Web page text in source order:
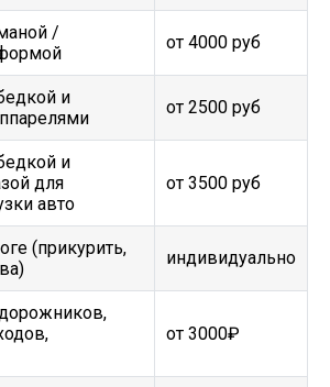
/
от 4000 руб
и
от 2500 руб
и
для
авто
от 3500 руб
(прикурить,
индивидуально
от 3000₽